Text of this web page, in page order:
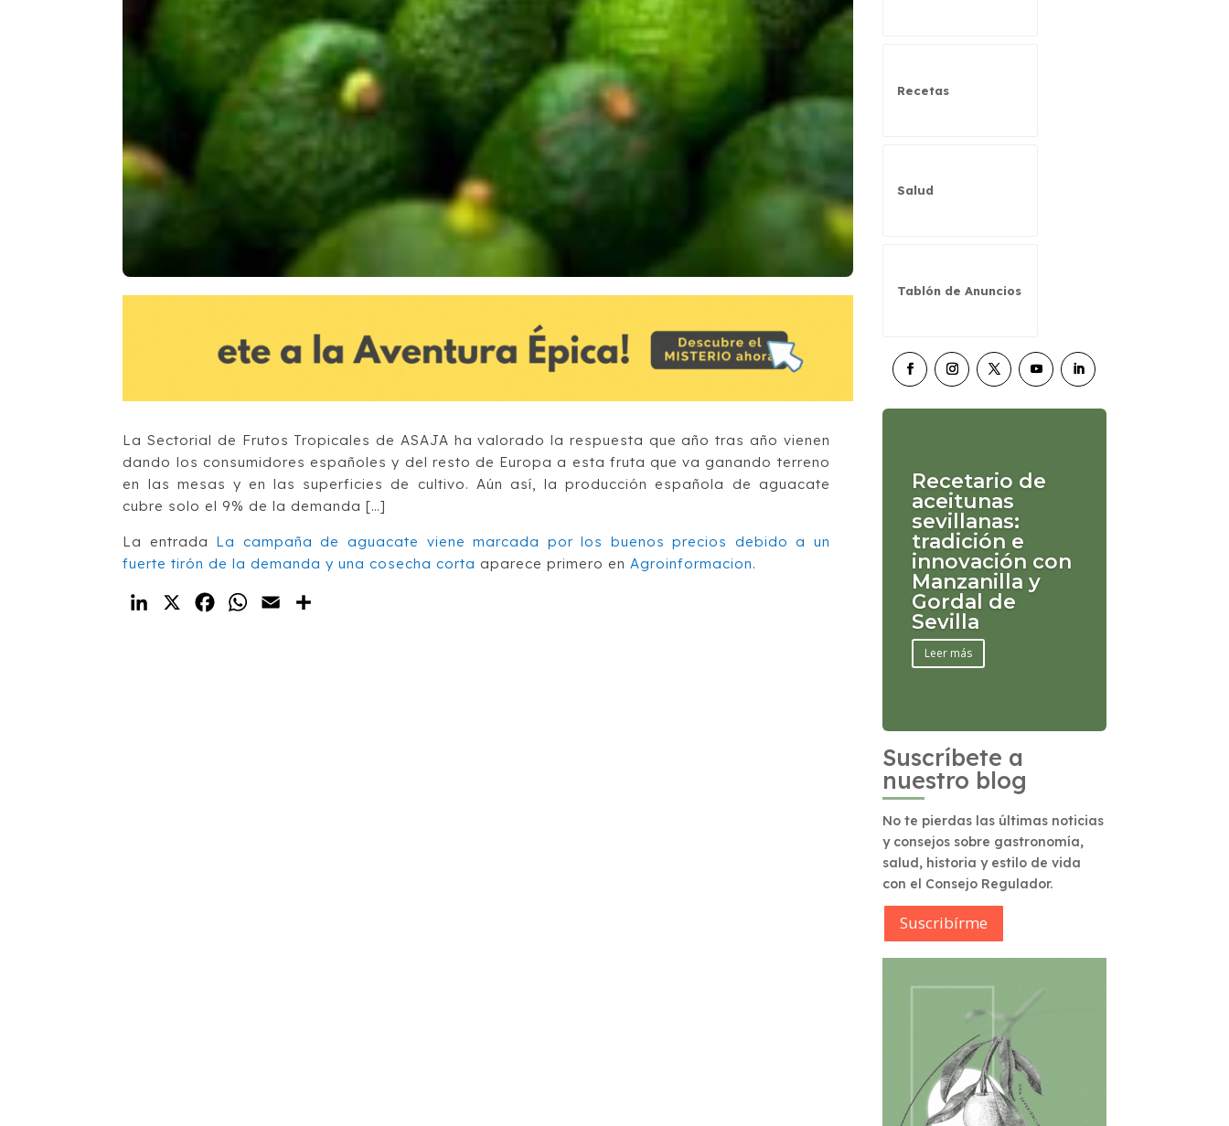
La Sectorial de Frutos Tropicales de ASAJA ha valorado la respuesta que año tras año vienen
dando los consumidores españoles y del resto de Europa a esta fruta que va ganando terreno
en las mesas y en las superficies de cultivo. Aún así, la producción española de aguacate
cubre solo el 9% de la demanda […]
La entrada La campaña de aguacate viene marcada por los buenos precios debido a un
fuerte tirón de la demanda y una cosecha corta aparece primero en Agroinformacion.
LinkedIn
X FacebookWhatsApp
Email
Recetas
Salud
Tablón de Anuncios
Recetario de
aceitunas
sevillanas:
tradición e
innovación con
Manzanilla y
Gordal de
Sevilla
Leer más
Suscríbete a
nuestro blog
No te pierdas las últimas noticias
y consejos sobre gastronomía,
salud, historia y estilo de vida
con el Consejo Regulador.
Suscribírme